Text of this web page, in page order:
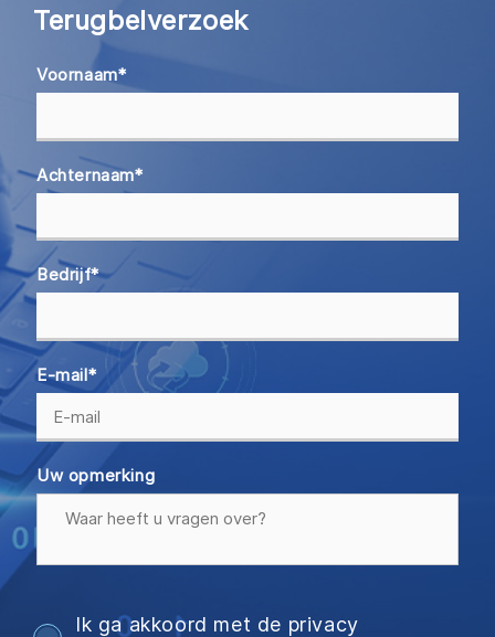
Terugbelverzoek
Voornaam*
Achternaam*
Bedrijf*
E-mail*
Uw opmerking
Ik ga akkoord met de privacy